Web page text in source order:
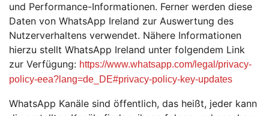
und Performance-Informationen. Ferner werden diese
Daten von WhatsApp Ireland zur Auswertung des
Nutzerverhaltens verwendet. Nähere Informationen
hierzu stellt WhatsApp Ireland unter folgendem Link
zur Verfügung: https://www.whatsapp.com/legal/privacy-
policy-eea?lang=de_DE#privacy-policy-key-updates
WhatsApp Kanäle sind öffentlich, das heißt, jeder kann